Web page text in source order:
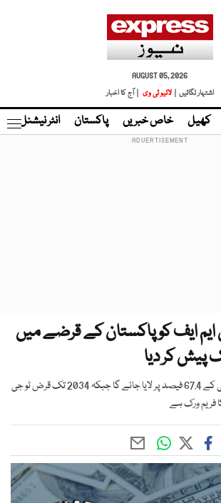
AUGUST 05, 2026
اشتہار لگائیں |
لائیو ٹی وی | آج کا اخبار
کھیل خاص خبریں پاکستان انٹر نیشنل
ایم ایف کو پاکستان کے قرضے میں
پیش کر دیا
اگلے سال قرض جی ڈی پی کے 67.4 فیصد پر لایا جائے گا جبکہ 2034 تک قرض ٹو جی